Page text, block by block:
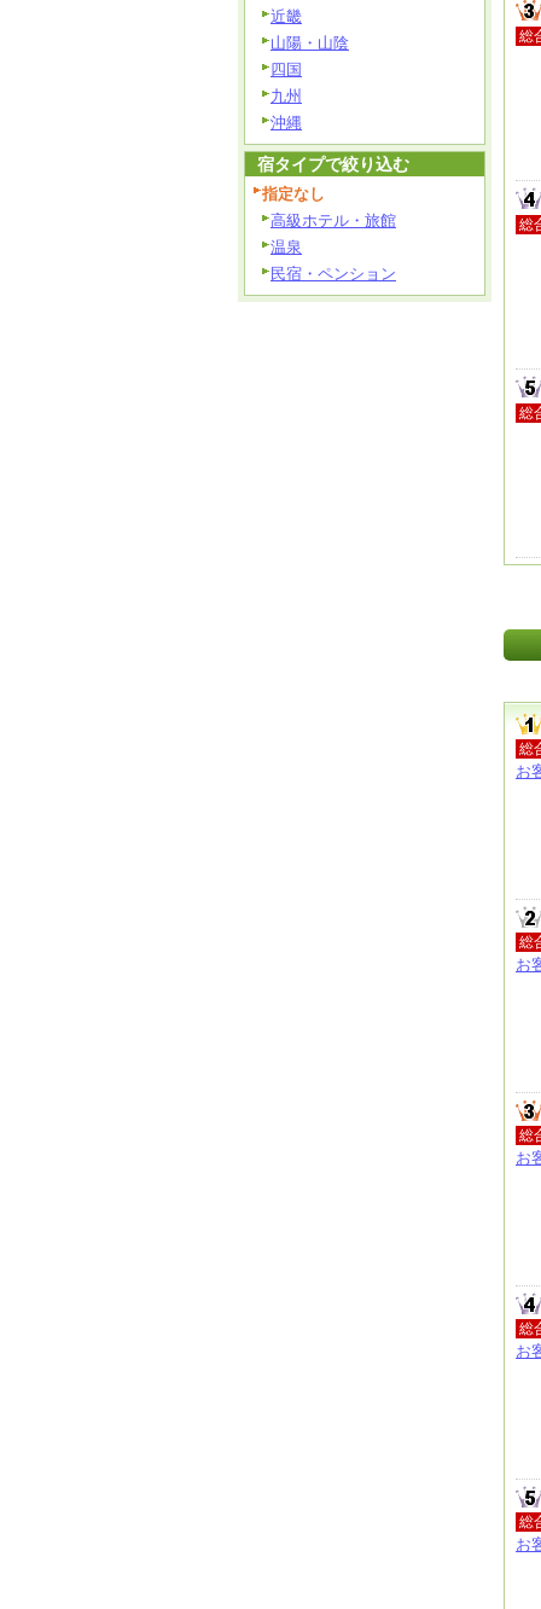
総
総
総
総
お
総
お
総
お
総
お
総
お
近畿
山陽・山陰
四国
九州
沖縄
宿タイプで絞り込む
指定なし
高級ホテル・旅館
温泉
民宿・ペンション